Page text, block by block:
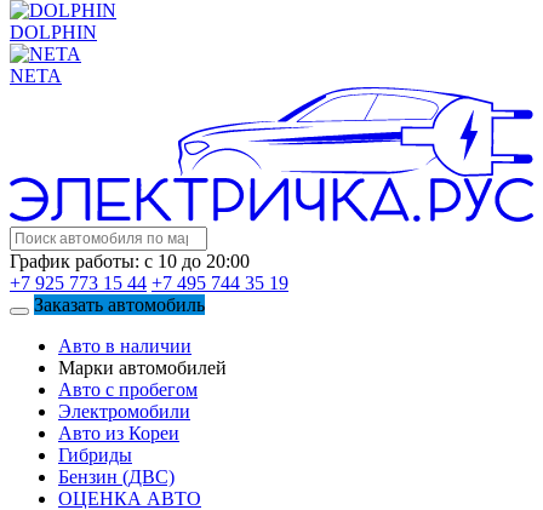
DOLPHIN
NETA
График работы: с 10 до 20:00
+7 925 773 15 44 +7 495 744 35 19
Заказать автомобиль
Авто в наличии
Марки автомобилей
Авто с пробегом
Электромобили
Авто из Кореи
Гибриды
Бензин (ДВС)
ОЦЕНКА АВТО